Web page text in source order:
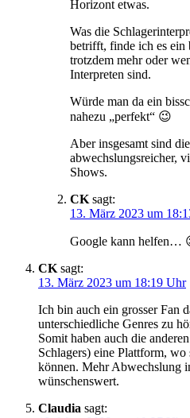
Horizont etwas.
Was die
betrifft, finde ich es ein
trotzdem mehr oder
Interpreten sind.
Würde man da ein
nahezu „perfekt“ 😉
Aber insgesamt sind
abwechslungsreicher,
Shows.
CK sagt:
13. März 2023 um
Google kann helfen…
CK sagt:
13. März 2023 um 18:19 Uhr
Ich bin auch ein grosser Fan
unterschiedliche Genres zu
Somit haben auch die
Schlagers) eine Plattform,
können. Mehr Abwechslung
wünschenswert.
Claudia sagt: